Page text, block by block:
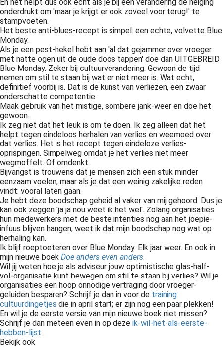
En het helpt dus ook echt als je bij een verandering de neiging
onderdrukt om 'maar je krijgt er ook zoveel voor terug!' te
stampvoeten.
Het beste anti-blues-recept is simpel: een echte, volvette Blue
Monday.
Als je een pest-hekel hebt aan 'al dat gejammer over vroeger
met natte ogen uit de oude doos tappen' doe dan UITGEBREID
Blue Monday. Zeker bij cultuurverandering. Gewoon de tijd
nemen om stil te staan bij wat er niet meer is. Wat echt,
definitief voorbij is. Dat is de kunst van verliezen, een zwaar
onderschatte competentie.
Maak gebruik van het mistige, sombere jank-weer en doe het
gewoon.
Ik zeg niet dat het leuk is om te doen. Ik zeg alleen dat het
helpt tegen eindeloos herhalen van verlies en weemoed over
dat verlies. Het is het recept tegen eindeloze verlies-
oprispingen. Simpelweg omdat je het verlies niet meer
wegmoffelt. Of omdenkt.
Bijvangst is trouwens dat je mensen zich een stuk minder
eenzaam voelen, maar als je dat een weinig zakelijke reden
vindt: vooral laten gaan.
Je hebt deze boodschap geheid al vaker van mij gehoord. Dus je
kan ook zeggen 'ja ja nou weet ik het wel'. Zolang organisaties
hun medewerkers met de beste intenties nog aan het joepie-
infuus blijven hangen, weet ik dat mijn boodschap nog wat op
herhaling kan.
Ik blijf roeptoeteren over Blue Monday. Elk jaar weer. En ook in
mijn nieuwe boek Doe anders even anders.
Wil jij weten hoe je als adviseur jouw optimistische glas-half-
vol-organisatie kunt bewegen om stil te staan bij verlies? Wil je
organisaties een hoop onnodige vertraging door vroeger-
geluiden besparen? Schrijf je dan in voor de training
cultuurdingetjes die in april start; er zijn nog een paar plekken!
En wil je de eerste versie van mijn nieuwe boek niet missen?
Schrijf je dan meteen even in op deze ik-wil-het-als-eerste-
hebben-lijst.
Bekijk ook